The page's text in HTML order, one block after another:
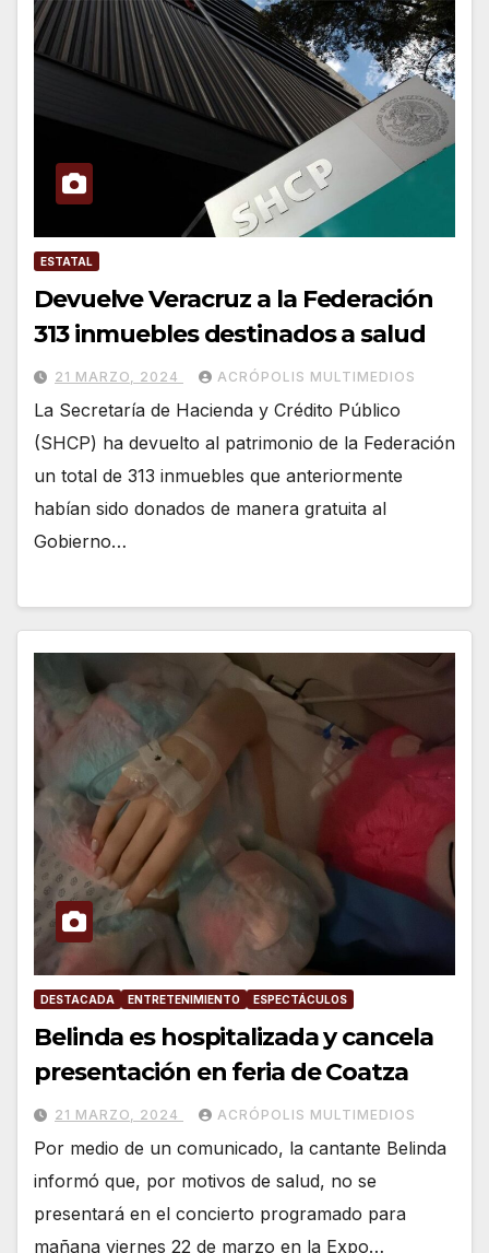
ESTATAL
Devuelve Veracruz a la Federación
313 inmuebles destinados a salud
21 MARZO, 2024 ACRÓPOLIS MULTIMEDIOS
La Secretaría de Hacienda y Crédito Público
(SHCP) ha devuelto al patrimonio de la Federación
un total de 313 inmuebles que anteriormente
habían sido donados de manera gratuita al
Gobierno…
DESTACADA ENTRETENIMIENTO ESPECTÁCULOS
Belinda es hospitalizada y cancela
presentación en feria de Coatza
21 MARZO, 2024 ACRÓPOLIS MULTIMEDIOS
Por medio de un comunicado, la cantante Belinda
informó que, por motivos de salud, no se
presentará en el concierto programado para
mañana viernes 22 de marzo en la Expo…